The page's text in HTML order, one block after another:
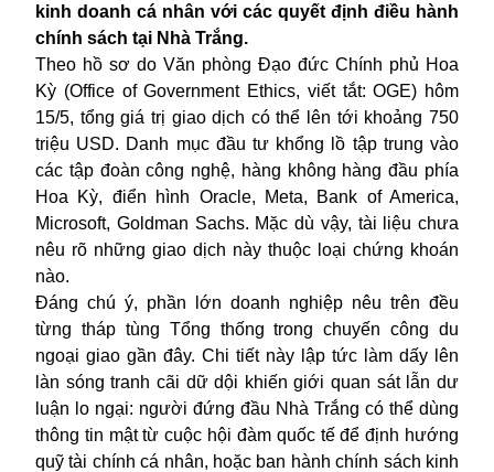
kinh doanh cá nhân với các quyết định điều hành
chính sách tại Nhà Trắng.
Theo hồ sơ do Văn phòng Đạo đức Chính phủ Hoa
Kỳ (Office of Government Ethics, viết tắt: OGE) hôm
15/5, tổng giá trị giao dịch có thể lên tới khoảng 750
triệu USD. Danh mục đầu tư khổng lồ tập trung vào
các tập đoàn công nghệ, hàng không hàng đầu phía
Hoa Kỳ, điển hình Oracle, Meta, Bank of America,
Microsoft, Goldman Sachs. Mặc dù vậy, tài liệu chưa
nêu rõ những giao dịch này thuộc loại chứng khoán
nào.
Đáng chú ý, phần lớn doanh nghiệp nêu trên đều
từng tháp tùng Tổng thống trong chuyến công du
ngoại giao gần đây. Chi tiết này lập tức làm dấy lên
làn sóng tranh cãi dữ dội khiến giới quan sát lẫn dư
luận lo ngại: người đứng đầu Nhà Trắng có thể dùng
thông tin mật từ cuộc hội đàm quốc tế để định hướng
quỹ tài chính cá nhân, hoặc ban hành chính sách kinh